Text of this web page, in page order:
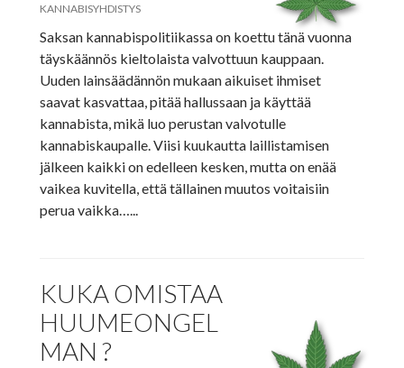
KANNABISYHDISTYS
Saksan kannabispolitiikassa on koettu tänä vuonna
täyskäännös kieltolaista valvottuun kauppaan.
Uuden lainsäädännön mukaan aikuiset ihmiset
saavat kasvattaa, pitää hallussaan ja käyttää
kannabista, mikä luo perustan valvotulle
kannabiskaupalle. Viisi kuukautta laillistamisen
jälkeen kaikki on edelleen kesken, mutta on enää
vaikea kuvitella, että tällainen muutos voitaisiin
perua vaikka…...
KUKA OMISTAA
HUUMEONGEL
MAN ?